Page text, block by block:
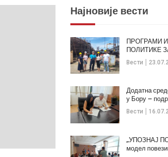
Најновије вести
Вести
ПРОГРАМИ
ПОЛИТИКЕ
ОПШТИНИ
Вести
Додатна
у Бору –
незапослених
„УПОЗНАЈ
модел